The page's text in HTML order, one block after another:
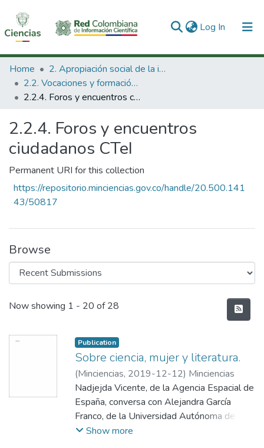
Log In (current)
Communities & Collections
All of DSpace
Home
2. Apropiación social de la información en Ciencia Tecnología e Innovación
2.2. Vocaciones y formación de la CTeI
2.2.4. Foros y encuentros ciudadanos CTeI
2.2.4. Foros y encuentros
ciudadanos CTeI
Permanent URI for this collection
https://repositorio.minciencias.gov.co/handle/20.500.141
43/50817
Browse
Recent Submissions
Now showing 1 - 20 of 28
Publication
Sobre ciencia, mujer y literatura.
(Minciencias, 2019-12-12) Minciencias
Nadjejda Vicente, de la Agencia Espacial de
España, conversa con Alejandra García
Franco, de la Universidad Autónoma de
México, sobre cómo a través de las letras
Show more